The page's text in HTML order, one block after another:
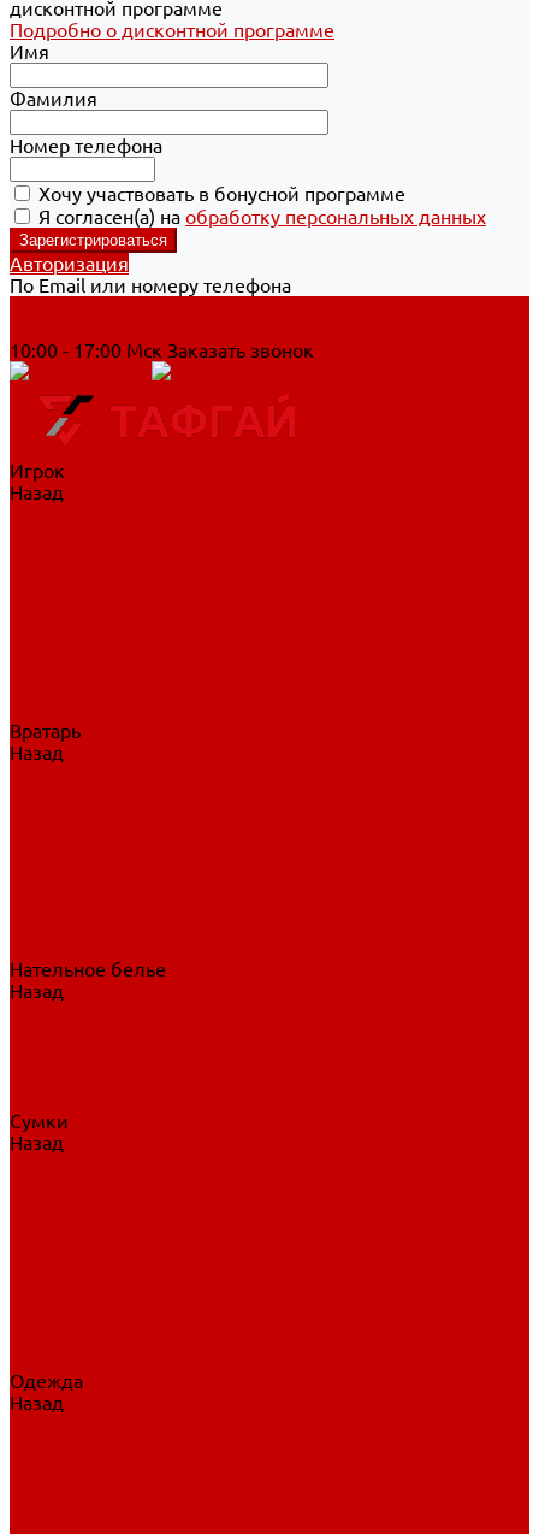
дисконтной программе
Подробно о дисконтной программе
Имя
Фамилия
Номер телефона
Хочу участвовать в бонусной программе
Я согласен(а) на обработку персональных данных
Авторизация
По Email или номеру телефона
10:00 - 17:00 Мск Заказать звонок
Игрок
Назад
Вратарь
Назад
Нательное белье
Назад
Сумки
Назад
Одежда
Назад